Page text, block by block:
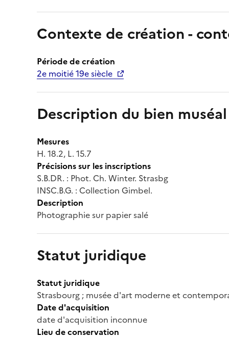
Contexte de création -
Période de création
2e moitié 19e siècle
Description du bien muséal
Mesures
H. 18.2, L. 15.7
Précisions sur les inscriptions
S.B.DR. : Phot. Ch. Winter. Strasbg
INSC.B.G. : Collection Gimbel.
Description
Photographie sur papier salé
Statut juridique
Statut juridique
Strasbourg ; musée d'art moderne et
Date d'acquisition
date d'acquisition inconnue
Lieu de conservation